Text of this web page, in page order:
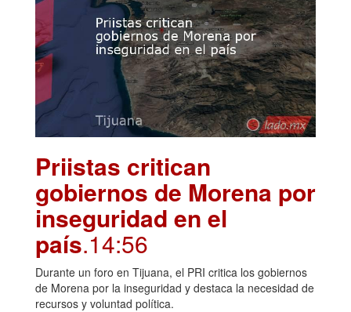
Priistas critican
gobiernos de Morena por
inseguridad en el
país.14:56
Durante un foro en Tijuana, el PRI critica los gobiernos
de Morena por la inseguridad y destaca la necesidad de
recursos y voluntad política.